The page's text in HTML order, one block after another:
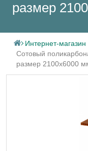
размер
Интернет-магазин
Сотовый
размер 2100x6000